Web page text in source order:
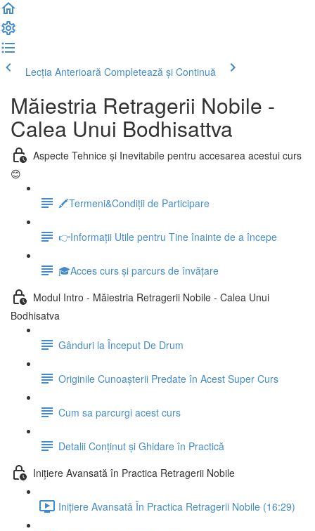
Lecția Anterioară Completează și Continuă
Măiestria Retragerii Nobile -
Calea Unui Bodhisattva
Aspecte Tehnice și Inevitabile pentru accesarea acestui curs
😊
🖍Termeni&Condiții de Participare
👉Informații Utile pentru Tine înainte de a începe
🎓Acces curs și parcurs de învățare
Modul Intro - Măiestria Retragerii Nobile - Calea Unui
Bodhisatva
Gânduri la Început De Drum
Originile Cunoașterii Predate în Acest Super Curs
Cum sa parcurgi acest curs
Detalii Conținut și Ghidare în Practică
Inițiere Avansată în Practica Retragerii Nobile
Inițiere Avansată În Practica Retragerii Nobile (16:29)